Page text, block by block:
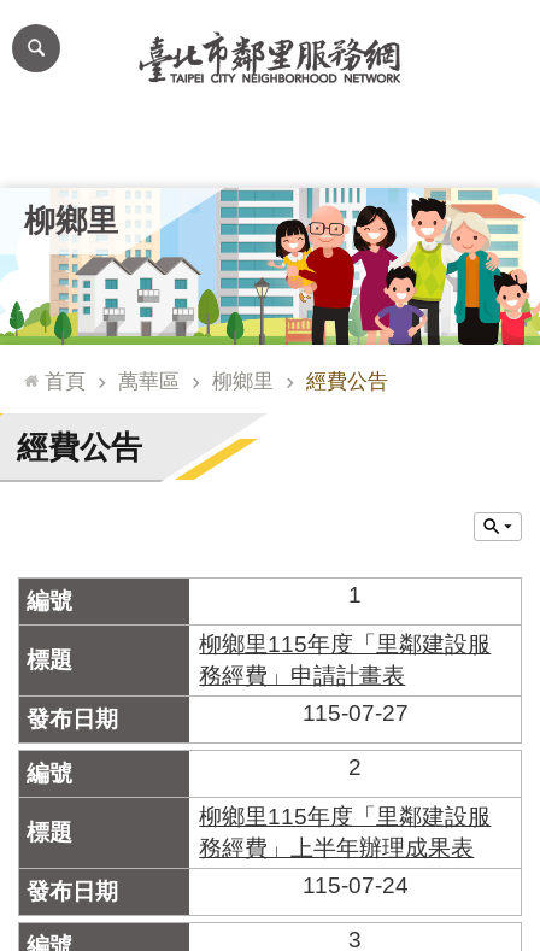
跳到主要內容區塊
網
站
台
通
臺
北
市
門
牌
合
索
系
統
化
文
化
資
柳鄉里
首頁 萬華區 柳鄉里 經費公告
經費公告
1
柳鄉里115年度「里鄰建設服
務經費」申請計畫表
115-07-27
2
柳鄉里115年度「里鄰建設服
務經費」上半年辦理成果表
115-07-24
3